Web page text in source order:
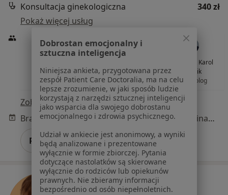
Konsultacja ginekologiczna
340 zł
Pokaż więcej usług
Grobelak
ginekolog
ginekolog
dr n. med. Karol
Bielasik
perinatolog
Zobacz wszystkich 22 specjalistów
Brak dostępnych specjalistów z wolnymi terminami w tym centrum medycznym.
Pokaż profil
Dobrostan emocjonalny i
sztuczna inteligencja
Niniejsza ankieta, przygotowana przez
zespół Patient Care Doctoralia, ma na celu
lepsze zrozumienie, w jaki sposób ludzie
korzystają z narzędzi sztucznej inteligencji
jako wsparcia dla swojego dobrostanu
emocjonalnego i zdrowia psychicznego.
Udział w ankiecie jest anonimowy, a wyniki
będą analizowane i prezentowane
wyłącznie w formie zbiorczej. Pytania
dotyczące nastolatków są skierowane
wyłącznie do rodziców lub opiekunów
prawnych. Nie zbieramy informacji
bezpośrednio od osób niepełnoletnich.